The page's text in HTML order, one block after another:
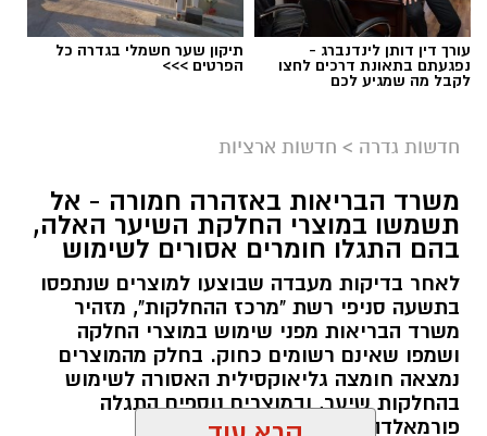
גיוס
במסגרת התפקיד יידרש המועמד להוביל את תחום
מקצועי, לפתח תוכניות חינוכיות, ליצור אירועי תוכן
ופרויקטים ייחודיים ולעבוד מול קהלים מגוונים, תוך
חיבור בין עולם התרבות, החינוך והקהילה.
בין דרישות התפקיד:
תואר אקדמי המוכר על ידי המועצה להשכלה
גבוהה.
עורך דין דותן לינדנברג -
נפגעתם בתאונת דרכים לחצו
לקבל מה שמגיע לכם
תיקון שער חשמלי בגדרה כל
הפרטים >>>
חדשות גדרה > חדשות ארציות
משרד הבריאות באזהרה חמורה - אל
תשמשו במוצרי החלקת השיער האלה,
בהם התגלו חומרים אסורים לשימוש
לאחר בדיקות מעבדה שבוצעו למוצרים שנתפסו
בתשעה סניפי רשת "מרכז ההחלקות", מזהיר
משרד הבריאות מפני שימוש במוצרי החלקה
ושמפו שאינם רשומים כחוק. בחלק מהמוצרים
נמצאה חומצה גליאוקסילית האסורה לשימוש
בהחלקות שיער, ובמוצרים נוספים התגלה
פורמאלדהיד - חומר המוגדר כמסרטן